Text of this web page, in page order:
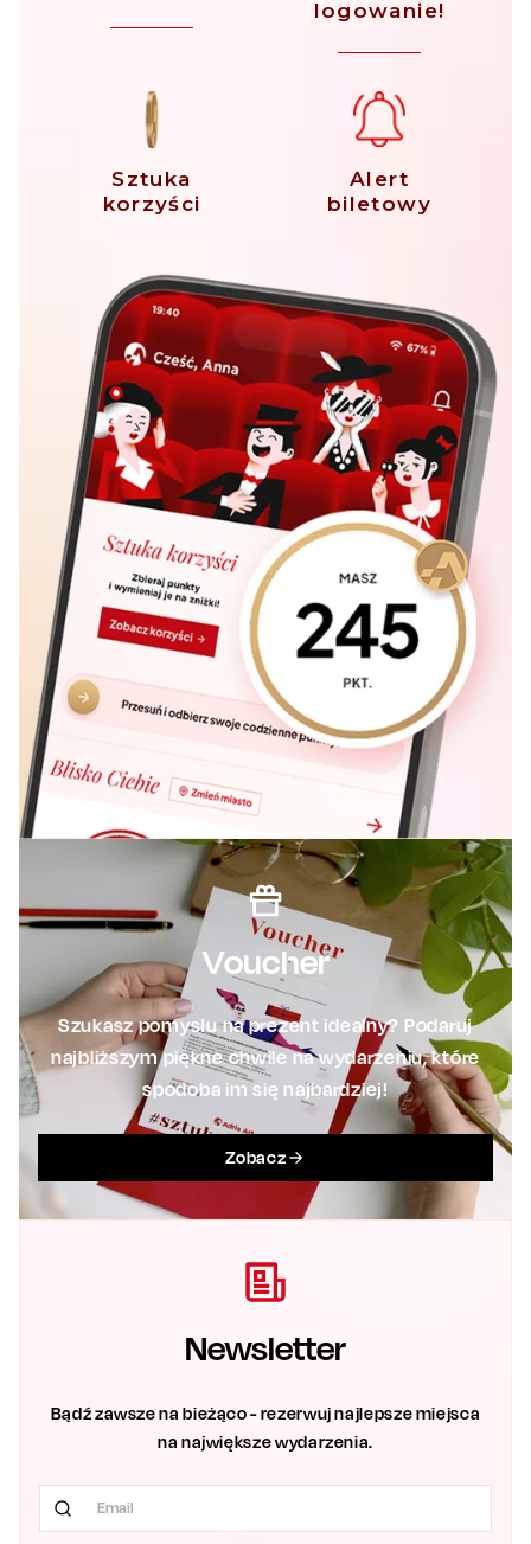
logowanie!
Sztuka
korzyści
Alert
biletowy
Voucher
Szukasz pomysłu na prezent idealny? Podaruj
najbliższym piękne chwile na wydarzeniu, które
spodoba im się najbardziej!
Zobacz
Newsletter
Bądź zawsze na bieżąco - rezerwuj najlepsze miejsca
na największe wydarzenia.